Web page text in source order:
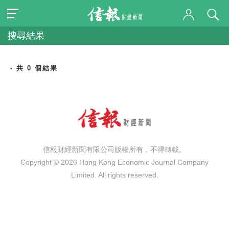
搜尋結果
- 共 0 個結果
信報財經新聞有限公司版權所有，不得轉載。
Copyright © 2026 Hong Kong Economic Journal Company
Limited. All rights reserved.